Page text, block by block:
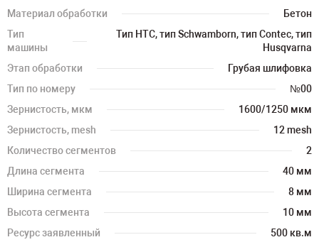
Материал обработки
Бетон
Тип
машины
Тип HTC, тип Schwamborn, тип Contec, тип
Husqvarna
Этап обработки
Грубая шлифовка
Тип по номеру
№00
Зернистость, мкм
1600/1250 мкм
Зернистость, mesh
12 mesh
Количество сегментов
2
Длина сегмента
40 мм
Ширина сегмента
8 мм
Высота сегмента
10 мм
Ресурс заявленный
500 кв.м